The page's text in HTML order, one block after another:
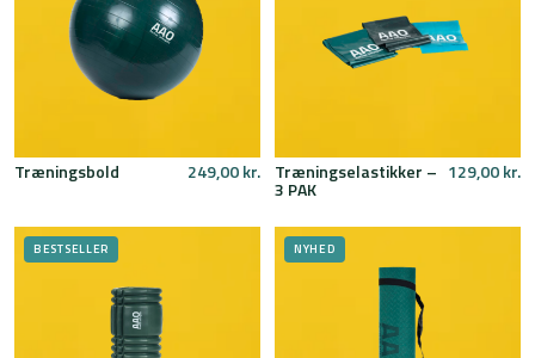
Træningsbold 249,00kr. Træningselastikker –
3 PAK
129,00kr.
BESTSELLER NYHED